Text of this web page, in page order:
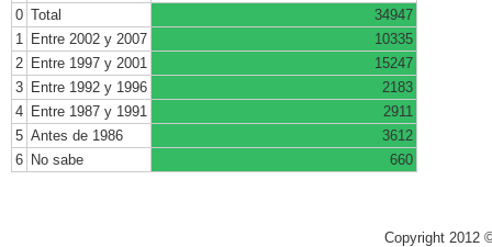
0 Total
34947
1
Entre 2002 y 2007
10335
2 Entre 1997 y 2001
15247
3 Entre 1992 y 1996
2183
4 Entre 1987 y 1991
2911
5 Antes de 1986
3612
6 No sabe 660
Copyright 2012